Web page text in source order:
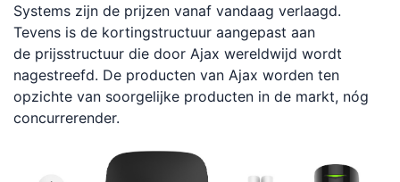
Systems zijn de prijzen vanaf vandaag verlaagd.
Tevens is de kortingstructuur aangepast aan
de prijsstructuur die door Ajax wereldwijd wordt
nagestreefd. De producten van Ajax worden ten
opzichte van soorgelijke producten in de markt, nóg
concurrerender.